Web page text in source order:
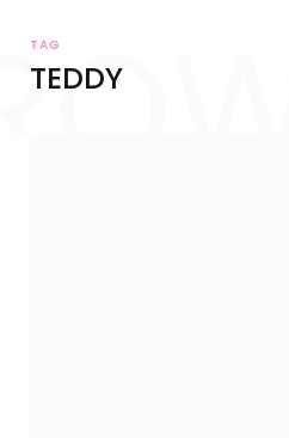
TAG
TEDDY